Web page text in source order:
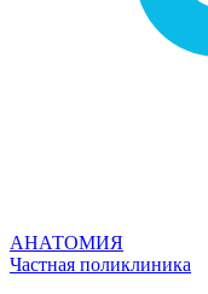
АНАТОМИЯ
Частная поликлиника